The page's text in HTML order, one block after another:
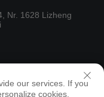
Nr. 1628 Lizheng
our services. If you
cookies.